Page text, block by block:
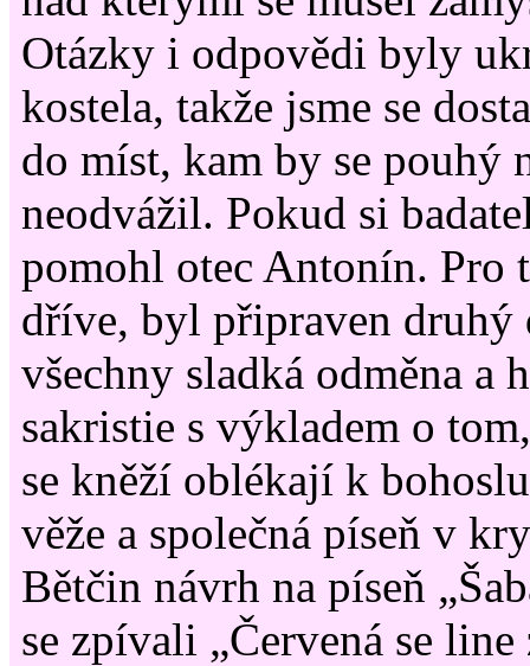
Otázky i odpovědi byly
kostela, takže jsme se
do míst, kam by se pouhý
neodvážil. Pokud si
pomohl otec Antonín.
dříve, byl připraven druhý
všechny sladká odměna a
sakristie s výkladem o
se kněží oblékají k
věže a společná píseň v
Bětčin návrh na píseň
se zpívali „Červená se line